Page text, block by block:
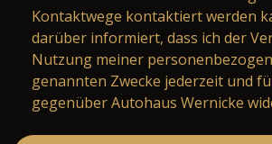
Kontaktwege kontaktiert werden
darüber informiert, dass ich der
Nutzung meiner
genannten Zwecke jederzeit und
gegenüber Autohaus Wernicke